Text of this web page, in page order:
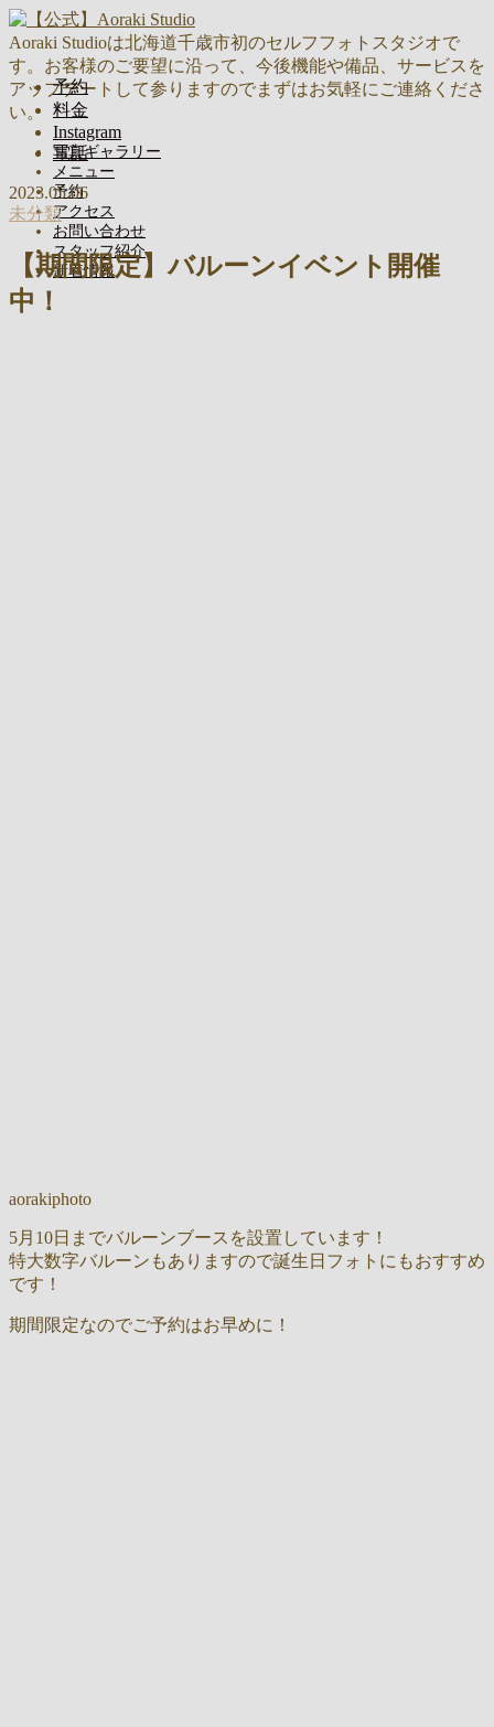
Aoraki Studioは北海道千歳市初のセルフフォトスタジオで
す。お客様のご要望に沿って、今後機能や備品、サービスを
アップデートして参りますのでまずはお気軽にご連絡くださ
い。
写真ギャラリー
メニュー
予約
アクセス
お問い合わせ
スタッフ紹介
新着情報
予約
料金
Instagram
電話
2023.05.06
未分類
【期間限定】バルーンイベント開催
中！
aorakiphoto
5月10日までバルーンブースを設置しています！
特大数字バルーンもありますので誕生日フォトにもおすすめ
です！
期間限定なのでご予約はお早めに！